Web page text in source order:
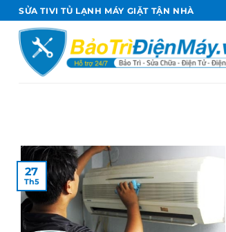
qua
dung
SỬA TIVI TỦ LẠNH MÁY GIẶT TẬN NHÀ
27
Th5